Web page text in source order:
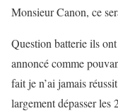
Monsieur Canon, ce
Question batterie ils
annoncé comme
fait je n’ai jamais
largement dépasser les